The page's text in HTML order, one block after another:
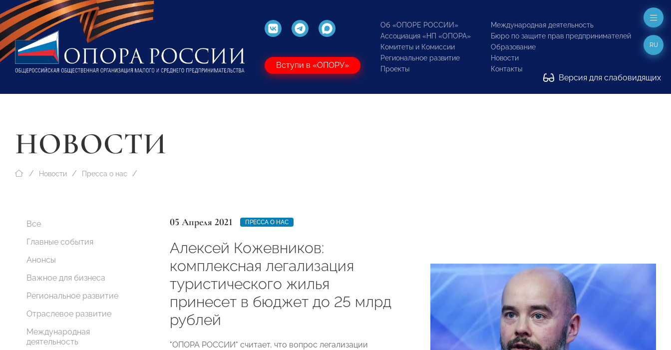
Вступи в «ОПОРУ»
Об «ОПОРЕ РОССИИ»
Ассоциация «НП «ОПОРА»
Комитеты и Комиссии
Региональное развитие
Проекты
Международная деятельность
Бюро по защите прав предпринимателей
Образование
Новости
Контакты
Версия для слабовидящих
RU
НОВОСТИ
Новости Пресса о нас
Все
Главные события
Анонсы
Важное для бизнеса
Региональное развитие
Отраслевое развитие
Международная
деятельность
05 Апреля 2021 ПРЕССА О НАС
Алексей Кожевников:
комплексная легализация
туристического жилья
принесет в бюджет до 25 млрд
рублей
"ОПОРА РОССИИ" считает, что вопрос легализации